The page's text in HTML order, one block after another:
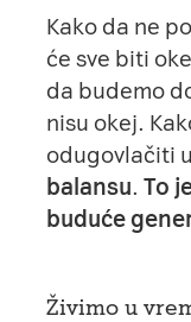
Kako da ne
će sve biti
da budemo
nisu okej.
odugovlačiti
balansu. To
buduće
Živimo u